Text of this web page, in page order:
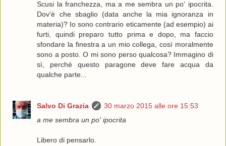
Scusi la franchezza, ma a me sembra un po' ipocrita.
Dov'è che sbaglio (data anche la mia ignoranza in
materia)? Io sono contrario eticamente (ad esempio) ai
furti, quindi preparo tutto prima e dopo, ma faccio
sfondare la finestra a un mio collega, così moralmente
sono a posto. O mi sono perso qualcosa? Immagino di
sì, perché questo paragone deve fare acqua da
qualche parte...
Salvo Di Grazia
30 marzo 2015 alle ore 15:53
a me sembra un po' ipocrita
Libero di pensarlo.